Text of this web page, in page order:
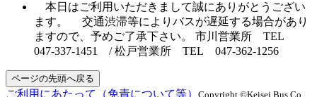
本日はご利用いただきまして誠にありがとうござい
ます。 交通渋滞等によりバスが遅延する場合があり
ますので、予めご了承下さい。 市川営業所 TEL
047-337-1451 / 松戸営業所 TEL 047-362-1256
ページの先頭へ戻る
ご利用にあたって（免責について等） Copyright ©Keisei Bus Co.,